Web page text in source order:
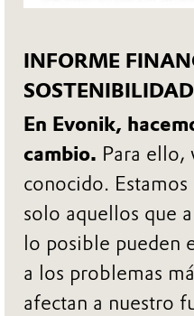
INFORME
En Evonik,
cambio. Para ello,
conocido.
solo aquellos que
lo posible pueden
a los problemas
afectan a nuestro